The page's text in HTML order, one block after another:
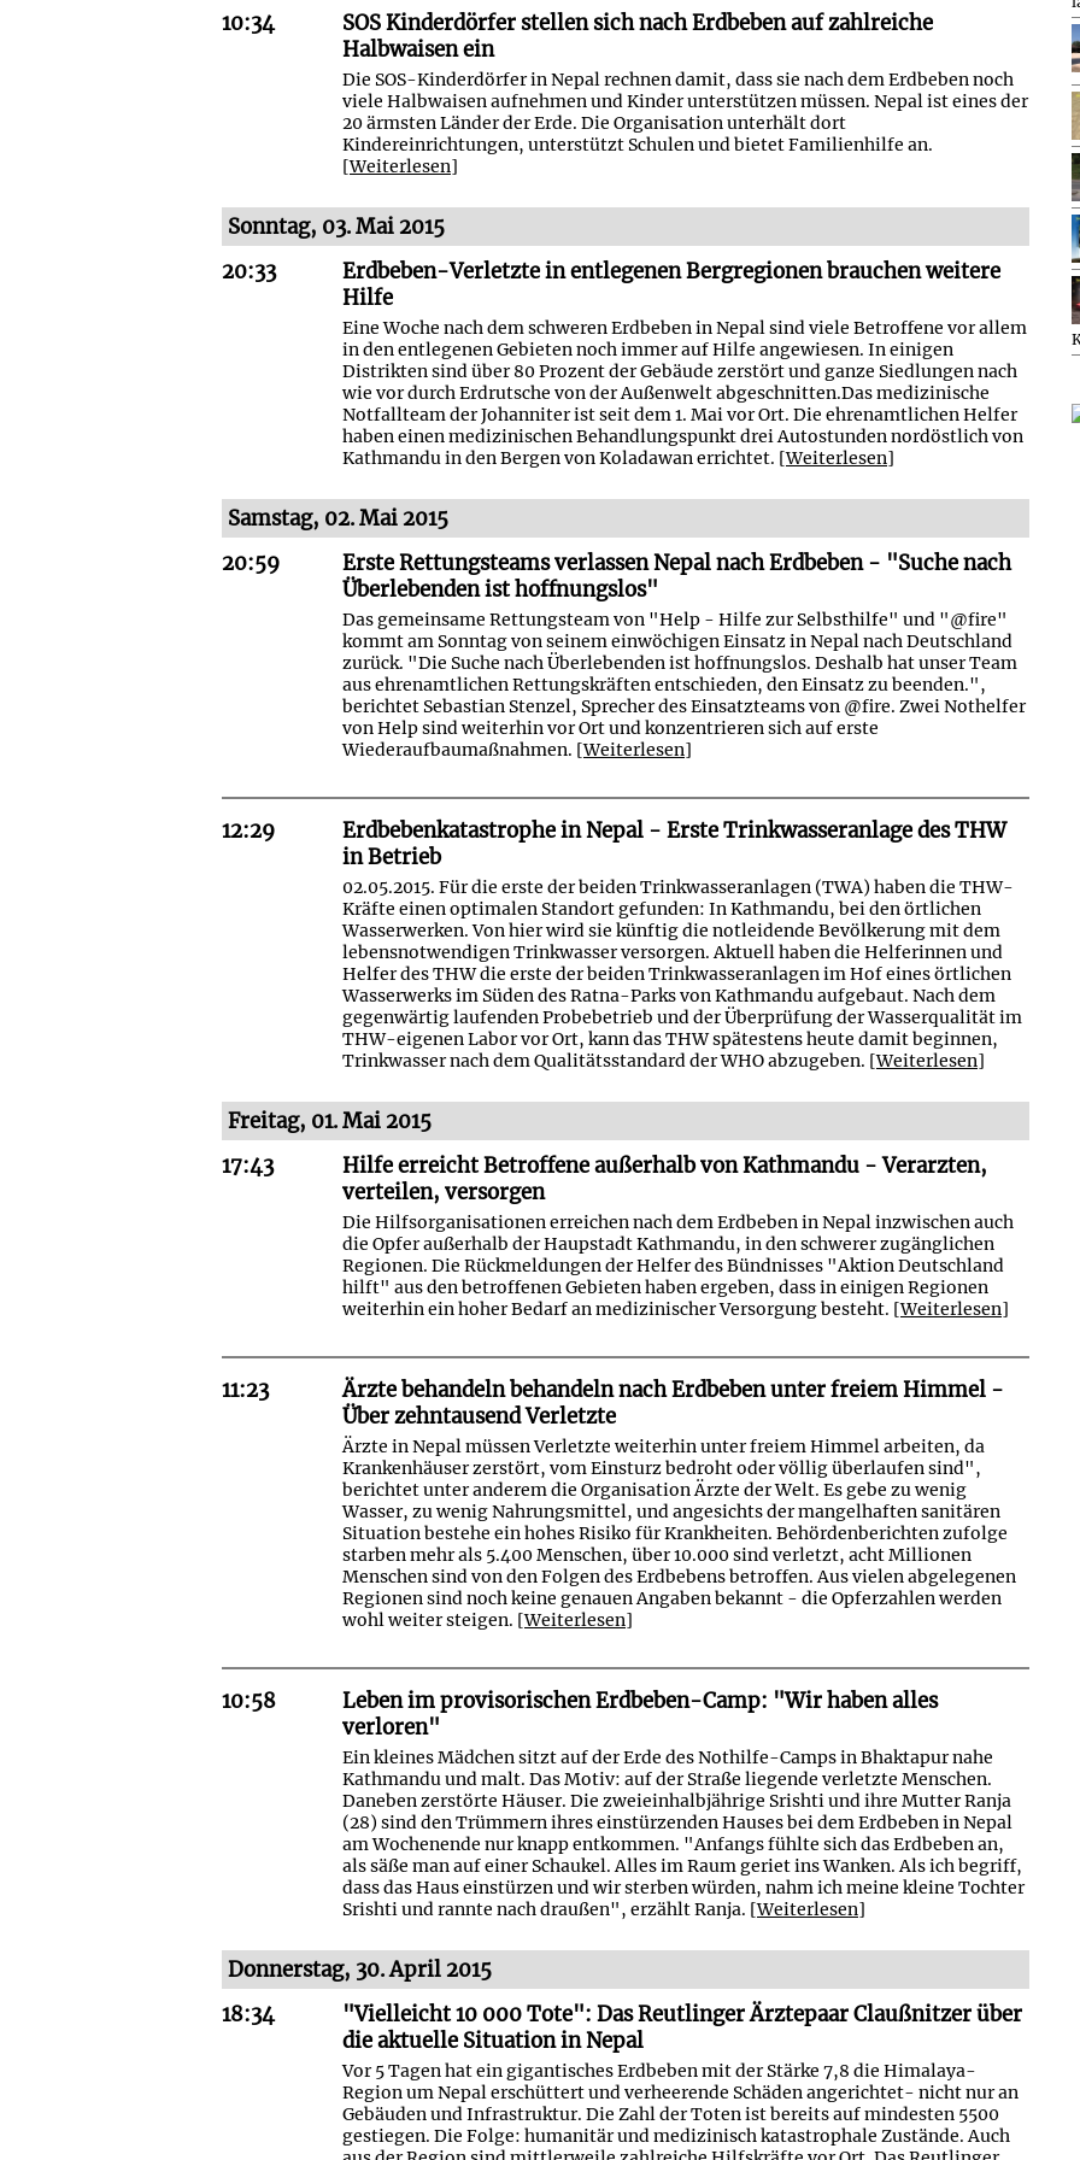
10:34
SOS Kinderdörfer stellen sich nach Erdbeben auf zahlreiche
Halbwaisen ein
Die SOS-Kinderdörfer in Nepal rechnen damit, dass sie nach dem Erdbeben noch
viele Halbwaisen aufnehmen und Kinder unterstützen müssen. Nepal ist eines der
20 ärmsten Länder der Erde. Die Organisation unterhält dort
Kindereinrichtungen, unterstützt Schulen und bietet Familienhilfe an.
[Weiterlesen]
Sonntag, 03. Mai 2015
20:33
Erdbeben-Verletzte in entlegenen Bergregionen brauchen weitere
Hilfe
Eine Woche nach dem schweren Erdbeben in Nepal sind viele Betroffene vor allem
in den entlegenen Gebieten noch immer auf Hilfe angewiesen. In einigen
Distrikten sind über 80 Prozent der Gebäude zerstört und ganze Siedlungen nach
wie vor durch Erdrutsche von der Außenwelt abgeschnitten.Das medizinische
Notfallteam der Johanniter ist seit dem 1. Mai vor Ort. Die ehrenamtlichen Helfer
haben einen medizinischen Behandlungspunkt drei Autostunden nordöstlich von
Kathmandu in den Bergen von Koladawan errichtet. [Weiterlesen]
Samstag, 02. Mai 2015
20:59
Erste Rettungsteams verlassen Nepal nach Erdbeben - "Suche nach
Überlebenden ist hoffnungslos"
Das gemeinsame Rettungsteam von "Help - Hilfe zur Selbsthilfe" und "@fire"
kommt am Sonntag von seinem einwöchigen Einsatz in Nepal nach Deutschland
zurück. "Die Suche nach Überlebenden ist hoffnungslos. Deshalb hat unser Team
aus ehrenamtlichen Rettungskräften entschieden, den Einsatz zu beenden.",
berichtet Sebastian Stenzel, Sprecher des Einsatzteams von @fire. Zwei Nothelfer
von Help sind weiterhin vor Ort und konzentrieren sich auf erste
Wiederaufbaumaßnahmen. [Weiterlesen]
12:29
Erdbebenkatastrophe in Nepal - Erste Trinkwasseranlage des THW
in Betrieb
02.05.2015. Für die erste der beiden Trinkwasseranlagen (TWA) haben die THW-
Kräfte einen optimalen Standort gefunden: In Kathmandu, bei den örtlichen
Wasserwerken. Von hier wird sie künftig die notleidende Bevölkerung mit dem
lebensnotwendigen Trinkwasser versorgen. Aktuell haben die Helferinnen und
Helfer des THW die erste der beiden Trinkwasseranlagen im Hof eines örtlichen
Wasserwerks im Süden des Ratna-Parks von Kathmandu aufgebaut. Nach dem
gegenwärtig laufenden Probebetrieb und der Überprüfung der Wasserqualität im
THW-eigenen Labor vor Ort, kann das THW spätestens heute damit beginnen,
Trinkwasser nach dem Qualitätsstandard der WHO abzugeben. [Weiterlesen]
Freitag, 01. Mai 2015
17:43
Hilfe erreicht Betroffene außerhalb von Kathmandu - Verarzten,
verteilen, versorgen
Die Hilfsorganisationen erreichen nach dem Erdbeben in Nepal inzwischen auch
die Opfer außerhalb der Haupstadt Kathmandu, in den schwerer zugänglichen
Regionen. Die Rückmeldungen der Helfer des Bündnisses "Aktion Deutschland
hilft" aus den betroffenen Gebieten haben ergeben, dass in einigen Regionen
weiterhin ein hoher Bedarf an medizinischer Versorgung besteht. [Weiterlesen]
11:23
Ärzte behandeln behandeln nach Erdbeben unter freiem Himmel -
Über zehntausend Verletzte
Ärzte in Nepal müssen Verletzte weiterhin unter freiem Himmel arbeiten, da
Krankenhäuser zerstört, vom Einsturz bedroht oder völlig überlaufen sind",
berichtet unter anderem die Organisation Ärzte der Welt. Es gebe zu wenig
Wasser, zu wenig Nahrungsmittel, und angesichts der mangelhaften sanitären
Situation bestehe ein hohes Risiko für Krankheiten. Behördenberichten zufolge
starben mehr als 5.400 Menschen, über 10.000 sind verletzt, acht Millionen
Menschen sind von den Folgen des Erdbebens betroffen. Aus vielen abgelegenen
Regionen sind noch keine genauen Angaben bekannt - die Opferzahlen werden
wohl weiter steigen. [Weiterlesen]
10:58
Leben im provisorischen Erdbeben-Camp: "Wir haben alles
verloren"
Ein kleines Mädchen sitzt auf der Erde des Nothilfe-Camps in Bhaktapur nahe
Kathmandu und malt. Das Motiv: auf der Straße liegende verletzte Menschen.
Daneben zerstörte Häuser. Die zweieinhalbjährige Srishti und ihre Mutter Ranja
(28) sind den Trümmern ihres einstürzenden Hauses bei dem Erdbeben in Nepal
am Wochenende nur knapp entkommen. "Anfangs fühlte sich das Erdbeben an,
als säße man auf einer Schaukel. Alles im Raum geriet ins Wanken. Als ich begriff,
dass das Haus einstürzen und wir sterben würden, nahm ich meine kleine Tochter
Srishti und rannte nach draußen", erzählt Ranja. [Weiterlesen]
Donnerstag, 30. April 2015
18:34
"Vielleicht 10 000 Tote": Das Reutlinger Ärztepaar Claußnitzer über
die aktuelle Situation in Nepal
Vor 5 Tagen hat ein gigantisches Erdbeben mit der Stärke 7,8 die Himalaya-
Region um Nepal erschüttert und verheerende Schäden angerichtet- nicht nur an
Gebäuden und Infrastruktur. Die Zahl der Toten ist bereits auf mindesten 5500
gestiegen. Die Folge: humanitär und medizinisch katastrophale Zustände. Auch